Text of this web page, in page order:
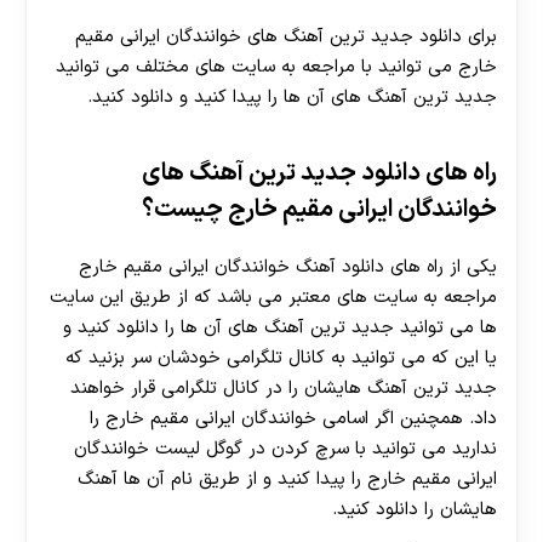
برای دانلود جدید ترین آهنگ های خوانندگان ایرانی مقیم
خارج می توانید با مراجعه به سایت های مختلف می توانید
جدید ترین آهنگ‌ های آن ها را پیدا کنید و دانلود کنید.
راه های دانلود جدید ترین آهنگ های
خوانندگان ایرانی مقیم خارج چیست؟
یکی از راه های دانلود آهنگ خوانندگان ایرانی مقیم خارج
مراجعه به سایت های معتبر می باشد که از طریق این سایت
ها می توانید جدید ترین آهنگ های آن ها را دانلود کنید و
یا این که می توانید به کانال تلگرامی خودشان سر بزنید که
جدید ترین آهنگ هایشان را در کانال تلگرامی قرار خواهند
داد. همچنین اگر اسامی خوانندگان ایرانی مقیم خارج را
ندارید می توانید با سرچ کردن در گوگل لیست خوانندگان
ایرانی مقیم خارج را پیدا کنید و از طریق نام آن ها آهنگ
هایشان را دانلود کنید.